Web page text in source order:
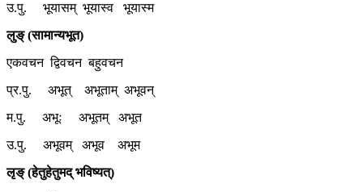
उ.पु. भूयासम् भूयास्व भूयास्म
लुङ् (सामान्यभूत)
एकवचन द्विवचन बहुवचन
प्र.पु. अभूत् अभूताम् अभूवन्
म.पु. अभूः अभूतम् अभूत
उ.पु. अभूवम् अभूव अभूम
लृङ् (हेतुहेतुमद् भविष्यत्)